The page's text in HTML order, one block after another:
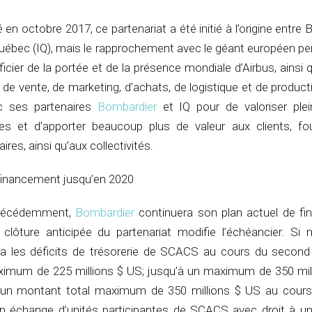
octobre 2017, ce partenariat a été initié à l’origine entre
(IQ), mais le rapprochement avec le géant européen
de la portée et de la présence mondiale d’Airbus, ainsi
vente, de marketing, d’achats, de logistique et de
ses partenaires Bombardieret IQ pour de valoriser
et d’apporter beaucoup plus de valeur aux clients,
ainsi qu’aux collectivités.
jusqu’en 2020
Bombardiercontinuera son plan actuel de
anticipée du partenariat modifie l’échéancier. Si
les déficits de trésorerie de SCACS au cours du
de 225 millions $ US; jusqu’à un maximum de 350
montant total maximum de 350 millions $ US au